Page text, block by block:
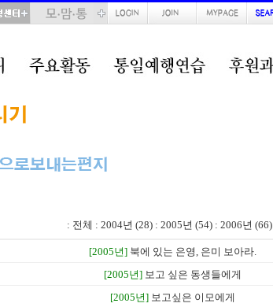
: 전체 : 2004년 (28) : 2005년 (54) : 2006년 (66)
[2005년] 북에 있는 은영, 은미 보아라.
[2005년] 보고 싶은 동생들에게
[2005년] 보고싶은 이모에게